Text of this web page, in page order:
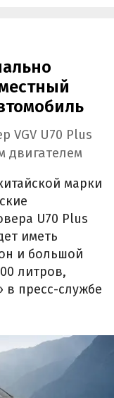
VGV U70 Plus
двигателем
марки
U70 Plus
иметь
и большой
литров,
в пресс-службе